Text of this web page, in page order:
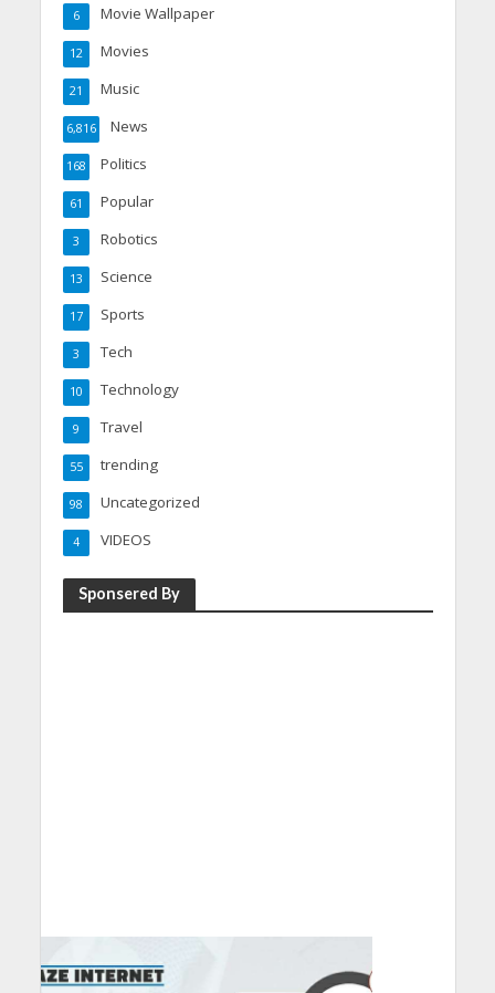
Movie Wallpaper
6
Movies
12
Music
21
News
6,816
Politics
168
Popular
61
Robotics
3
Science
13
Sports
17
Tech
3
Technology
10
Travel
9
trending
55
Uncategorized
98
VIDEOS
4
Sponsered By